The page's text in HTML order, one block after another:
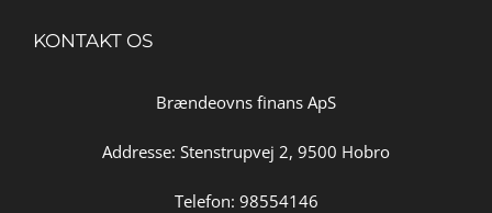
KONTAKT OS
Brændeovns finans ApS
Addresse: Stenstrupvej 2, 9500 Hobro
Telefon: 98554146